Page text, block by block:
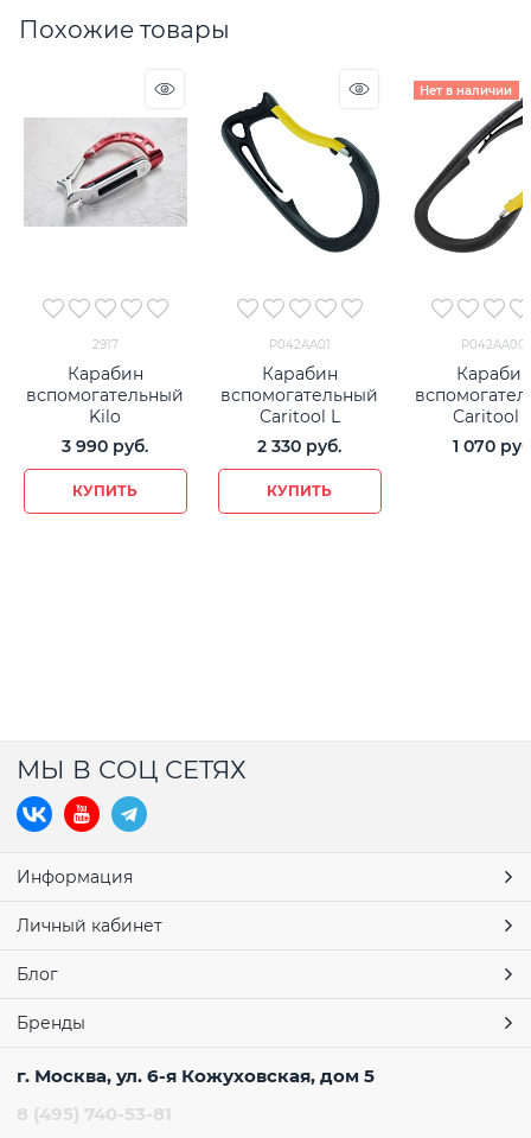
Похожие товары
2917
Карабин
вспомогательный
Kilo
3 990 руб.
КУПИТЬ
P042AA01
Карабин
вспомогательный
Caritool L
2 330 руб.
КУПИТЬ
Нет в наличии
P042AA00
Карабин
Caritool
1 070
МЫ В СОЦ СЕТЯХ
Информация
Личный кабинет
Блог
Бренды
г. Москва, ул. 6-я Кожуховская, дом 5
8 (495) 740-53-81